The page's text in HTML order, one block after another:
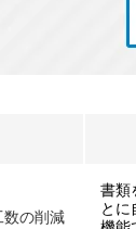
数の削減
書類
とに